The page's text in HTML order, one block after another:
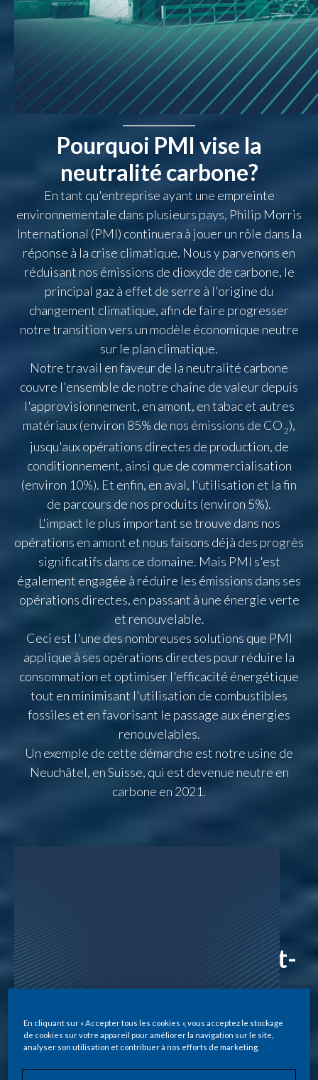
Pourquoi PMI vise la
neutralité carbone?
En tant qu'entreprise ayant une empreinte
environnementale dans plusieurs pays, Philip Morris
International (PMI) continuera à jouer un rôle dans la
réponse à la crise climatique. Nous y parvenons en
réduisant nos émissions de dioxyde de carbone, le
principal gaz à effet de serre à l'origine du
changement climatique, afin de faire progresser
notre transition vers un modèle économique neutre
sur le plan climatique.
Notre travail en faveur de la neutralité carbone
couvre l'ensemble de notre chaîne de valeur depuis
l'approvisionnement, en amont, en tabac et autres
matériaux (environ 85% de nos émissions de CO 2),
jusqu'aux opérations directes de production, de
conditionnement, ainsi que de commercialisation
(environ 10%). Et enfin, en aval, l'utilisation et la fin
de parcours de nos produits (environ 5%).
L'impact le plus important se trouve dans nos
opérations en amont et nous faisons déjà des progrès
significatifs dans ce domaine. Mais PMI s'est
également engagée à réduire les émissions dans ses
opérations directes, en passant à une énergie verte
et renouvelable.
Ceci est l'une des nombreuses solutions que PMI
applique à ses opérations directes pour réduire la
consommation et optimiser l'efficacité énergétique
tout en minimisant l'utilisation de combustibles
fossiles et en favorisant le passage aux énergies
renouvelables.
Un exemple de cette démarche est notre usine de
Neuchâtel, en Suisse, qui est devenue neutre en
carbone en 2021.
Comment l'usine de
Neuchâtel fonctionne-t-
elle?
En cliquant sur « Accepter tous les cookies », vous acceptez le stockage
de cookies sur votre appareil pour améliorer la navigation sur le site,
analyser son utilisation et contribuer à nos efforts de marketing.